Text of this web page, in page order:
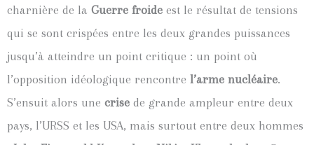
charnière de la Guerre froide est le résultat de tensions
qui se sont crispées entre les deux grandes puissances
jusqu’à atteindre un point critique : un point où
l’opposition idéologique rencontre l’arme nucléaire.
S’ensuit alors une crise de grande ampleur entre deux
pays, l’URSS et les USA, mais surtout entre deux hommes